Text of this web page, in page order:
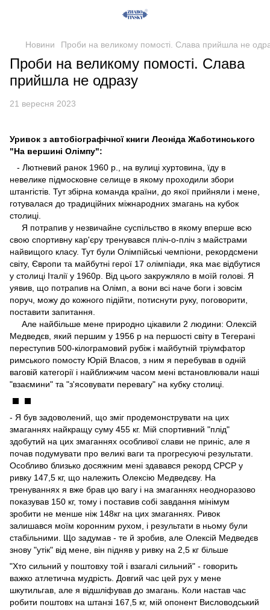
Новини Проби на великому помості. Слава прийшла не
Проби на великому помості. Слава
прийшла не одразу
21 вересня 2023
Уривок з автобіографічної книги Леоніда Жаботинського
"На вершині Олімпу":
- Лютневий ранок 1960 р., на вулиці хуртовина, їду в
невелике підмосковне селище в якому проходили збори
штангістів. Тут збірна команда країни, до якої прийняли і мене,
готувалася до традиційних міжнародних змагань на кубок
столиці.
Я потрапив у незвичайне суспільство в якому вперше всю
свою спортивну кар'єру тренувався пліч-о-пліч з майстрами
найвищого класу. Тут були Олімпійські чемпіони, рекордсмени
світу, Європи та майбутні герої 17 олімпіади, яка має відбутися
у столиці Італії у 1960р. Від цього закружляло в моїй голові. Я
уявив, що потрапив на Олімп, а вони всі наче боги і зовсім
поруч, можу до кожного підійти, потиснути руку, поговорити,
поставити запитання.
Але найбільше мене природно цікавили 2 людини: Олексій
Медведєв, який першим у 1956 р на першості світу в Тегерані
переступив 500-кілограмовий рубіж і майбутній тріумфатор
римського помосту Юрій Власов, з ним я перебував в одній
ваговій категорії і найближчим часом мені встановлювали наші
"взаємини" та "з'ясовувати перевагу" на кубку столиці.
- Я був задоволений, що зміг продемонструвати на цих
змаганнях найкращу суму 455 кг. Мій спортивний "плід"
здобутий на цих змаганнях особливої слави не приніс, але я
почав подумувати про великі ваги та прогресуючі результати.
Особливо близько досяжним мені здавався рекорд СРСР у
ривку 147,5 кг, що належить Олексію Медведєву. На
тренуваннях я вже брав цю вагу і на змаганнях неодноразово
показував 150 кг, тому і поставив собі завдання мінімум
зробити не менше ніж 148кг на цих змаганнях. Ривок
залишався моїм коронним рухом, і результати в ньому були
стабільними. Що задумав - те й зробив, але Олексій Медведєв
знову "утік" від мене, він підняв у ривку на 2,5 кг більше
"Хто сильний у поштовху той і взагалі сильний" - говорить
важко атлетична мудрість. Довгий час цей рух у мене
шкутильгав, але я відшліфував до змагань. Коли настав час
робити поштовх на штанзі 167,5 кг, мій опонент Висловодський